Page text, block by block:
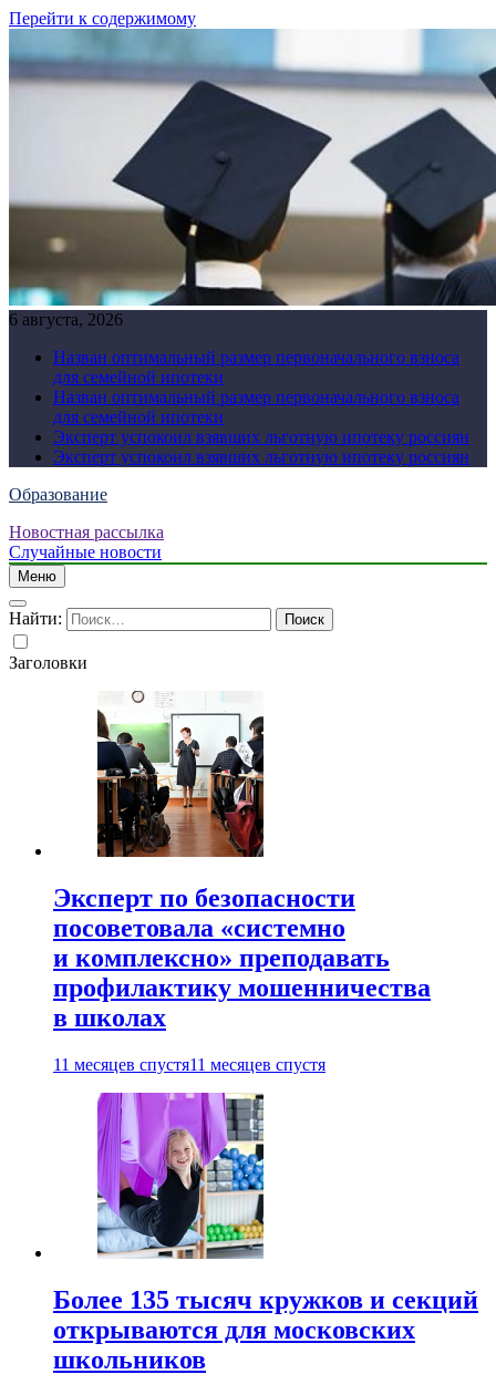
Перейти к содержимому
6 августа, 2026
Назван оптимальный размер первоначального взноса
для семейной ипотеки
Назван оптимальный размер первоначального взноса
для семейной ипотеки
Эксперт успокоил взявших льготную ипотеку россиян
Эксперт успокоил взявших льготную ипотеку россиян
Образование
Новостная рассылка
Случайные новости
Меню
Найти:
Заголовки
Эксперт по безопасности
посоветовала «системно
и комплексно» преподавать
профилактику мошенничества
в школах
11 месяцев спустя11 месяцев спустя
Более 135 тысяч кружков и секций
открываются для московских
школьников